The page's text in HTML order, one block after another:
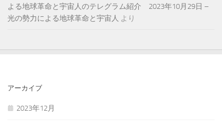
よる地球革命と宇宙人のテレグラム紹介 2023年10月29日 –
光の勢力による地球革命と宇宙人 より
アーカイブ
2023年12月